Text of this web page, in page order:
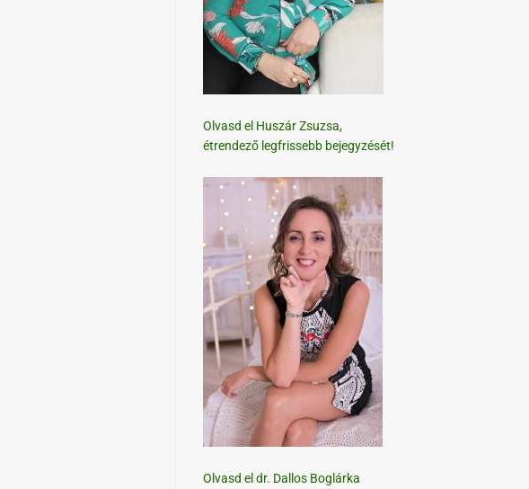
Olvasd el Huszár Zsuzsa,
étrendező legfrissebb bejegyzését!
Olvasd el dr. Dallos Boglárka